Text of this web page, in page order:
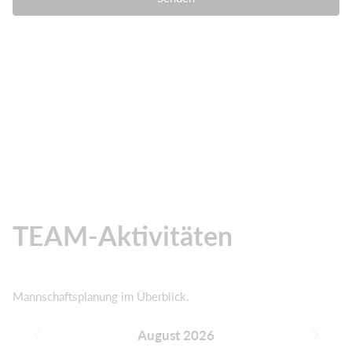
TEAM-Aktivitäten
Mannschaftsplanung im Überblick.
August 2026